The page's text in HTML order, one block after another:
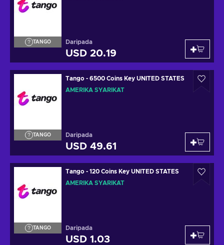
TANGO Daripada
USD 20.19
TANGO
Tango - 6500 Coins Key UNITED STATES
AMERIKA SYARIKAT
Daripada
USD 49.61
TANGO
Tango - 120 Coins Key UNITED STATES
AMERIKA SYARIKAT
Daripada
USD 1.03